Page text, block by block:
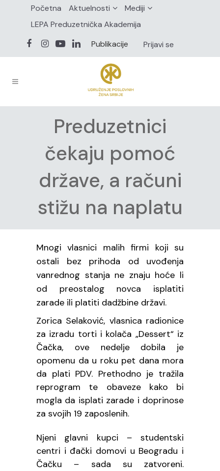
Početna Aktuelnosti
Mediji
LEPA Preduzetnička Akademija
Publikacije
Prijavi se
Preduzetnici
čekaju pomoć
države, a računi
stižu na naplatu
Mnogi vlasnici malih firmi koji su
ostali bez prihoda od uvođenja
vanrednog stanja ne znaju hoće li
od preostalog novca isplatiti
zarade ili platiti dadžbine državi.
Zorica Selaković, vlasnica radionice
za izradu torti i kolača „Dessert“ iz
Čačka, ove nedelje dobila je
opomenu da u roku pet dana mora
da plati PDV. Prethodno je tražila
reprogram te obaveze kako bi
mogla da isplati zarade i doprinose
za svojih 19 zaposlenih.
Njeni glavni kupci – studentski
centri i đački domovi u Beogradu i
Čačku – sada su zatvoreni.